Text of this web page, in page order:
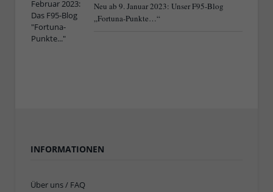
Neu ab 9. Januar 2023: Unser F95-Blog
„Fortuna-Punkte…“
INFORMATIONEN
Über uns / FAQ